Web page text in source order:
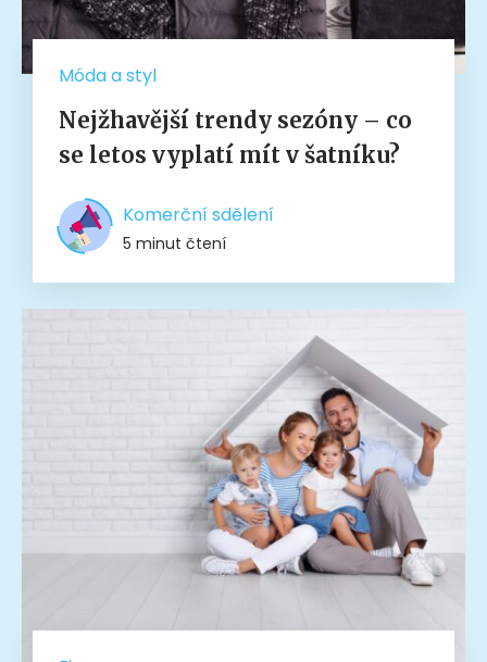
Móda a styl
Nejžhavější trendy sezóny – co
se letos vyplatí mít v šatníku?
Komerční sdělení
5 minut čtení